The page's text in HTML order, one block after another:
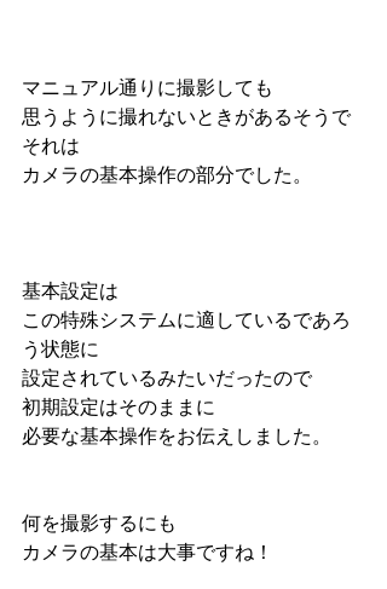
マニュアル通りに撮影しても
思うように撮れないときがあるそうで
それは
カメラの基本操作の部分でした。
基本設定は
この特殊システムに適しているであろ
う状態に
設定されているみたいだったので
初期設定はそのままに
必要な基本操作をお伝えしました。
何を撮影するにも
カメラの基本は大事ですね！